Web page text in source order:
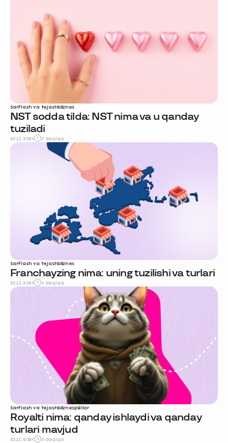
Sarflash va tejashbiznes
NST sodda tilda: NST nima va u qanday
tuziladi
23.11.2024 7 daqiqa
Sarflash va tejashbiznes
Franchayzing nima: uning tuzilishi va turlari
23.11.2024 5 daqiqa
Sarflash va tejashbiznespullar
Royalti nima: qanday ishlaydi va qanday
turlari mavjud
23.11.2024 5 daqiqa